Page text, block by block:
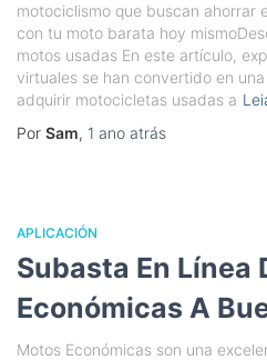
motociclismo que buscan ahorrar
con tu moto barata hoy
motos usadas En este artículo,
virtuales se han convertido en
adquirir motocicletas usadas a
Por Sam, 1 ano atrás
APLICACIÓN
Subasta En Línea
Económicas A
Motos Económicas son una